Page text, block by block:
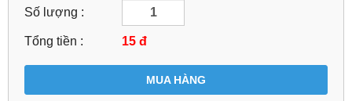
Số lượng :
Tổng tiền : 15 đ
MUA HÀNG